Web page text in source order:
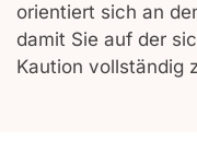
orientiert sich an
damit Sie auf der
Kaution vollständig